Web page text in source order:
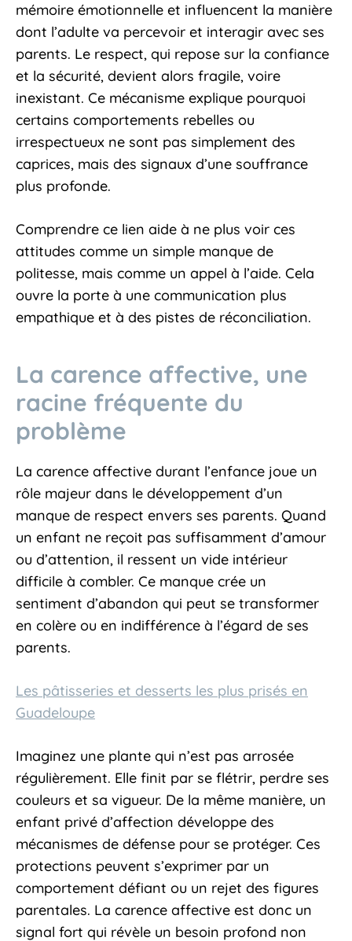
mémoire émotionnelle et influencent la manière
dont l’adulte va percevoir et interagir avec ses
parents. Le respect, qui repose sur la confiance
et la sécurité, devient alors fragile, voire
inexistant. Ce mécanisme explique pourquoi
certains comportements rebelles ou
irrespectueux ne sont pas simplement des
caprices, mais des signaux d’une souffrance
plus profonde.
Comprendre ce lien aide à ne plus voir ces
attitudes comme un simple manque de
politesse, mais comme un appel à l’aide. Cela
ouvre la porte à une communication plus
empathique et à des pistes de réconciliation.
La carence affective, une
racine fréquente du
problème
La carence affective durant l’enfance joue un
rôle majeur dans le développement d’un
manque de respect envers ses parents. Quand
un enfant ne reçoit pas suffisamment d’amour
ou d’attention, il ressent un vide intérieur
difficile à combler. Ce manque crée un
sentiment d’abandon qui peut se transformer
en colère ou en indifférence à l’égard de ses
parents.
Les pâtisseries et desserts les plus prisés en
Guadeloupe
Imaginez une plante qui n’est pas arrosée
régulièrement. Elle finit par se flétrir, perdre ses
couleurs et sa vigueur. De la même manière, un
enfant privé d’affection développe des
mécanismes de défense pour se protéger. Ces
protections peuvent s’exprimer par un
comportement défiant ou un rejet des figures
parentales. La carence affective est donc un
signal fort qui révèle un besoin profond non